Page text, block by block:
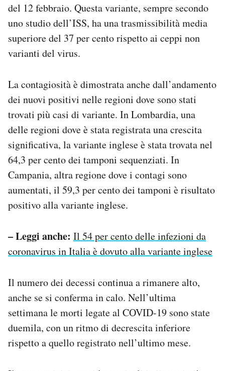
del 12 febbraio. Questa variante, sempre secondo
uno studio dell’ISS, ha una trasmissibilità media
superiore del 37 per cento rispetto ai ceppi non
varianti del virus.
La contagiosità è dimostrata anche dall’andamento
dei nuovi positivi nelle regioni dove sono stati
trovati più casi di variante. In Lombardia, una
delle regioni dove è stata registrata una crescita
significativa, la variante inglese è stata trovata nel
64,3 per cento dei tamponi sequenziati. In
Campania, altra regione dove i contagi sono
aumentati, il 59,3 per cento dei tamponi è risultato
positivo alla variante inglese.
– Leggi anche: Il 54 per cento delle infezioni da
coronavirus in Italia è dovuto alla variante inglese
Il numero dei decessi continua a rimanere alto,
anche se si conferma in calo. Nell’ultima
settimana le morti legate al COVID-19 sono state
duemila, con un ritmo di decrescita inferiore
rispetto a quello registrato nell’ultimo mese.